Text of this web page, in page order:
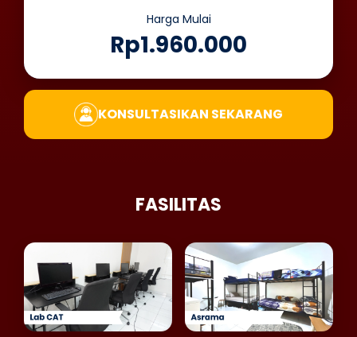
Harga Mulai
Rp1.960.000
KONSULTASIKAN SEKARANG
FASILITAS